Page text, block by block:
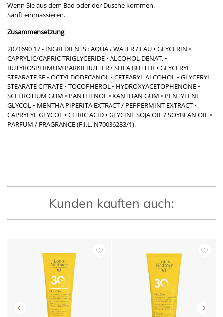
Wenn Sie aus dem Bad oder der Dusche kommen.
Sanft einmassieren.
Zusammensetzung
2071690 17 - INGREDIENTS : AQUA / WATER / EAU • GLYCERIN •
CAPRYLIC/CAPRIC TRIGLYCERIDE • ALCOHOL DENAT. •
BUTYROSPERMUM PARKII BUTTER / SHEA BUTTER • GLYCERYL
STEARATE SE • OCTYLDODECANOL • CETEARYL ALCOHOL • GLYCERYL
STEARATE CITRATE • TOCOPHEROL • HYDROXYACETOPHENONE •
SCLEROTIUM GUM • PANTHENOL • XANTHAN GUM • PENTYLENE
GLYCOL • MENTHA PIPERITA EXTRACT / PEPPERMINT EXTRACT •
CAPRYLYL GLYCOL • CITRIC ACID • GLYCINE SOJA OIL / SOYBEAN OIL •
PARFUM / FRAGRANCE (F.I.L. N70036283/1).
Kunden kauften auch: